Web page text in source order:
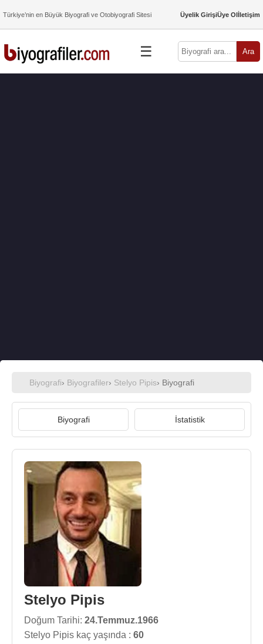
Türkiye’nin en Büyük Biyografi ve Otobiyografi Sitesi Üyelik GirişiÜye Olİletişim
☰ Ara
Biyografi› Biyografiler› Stelyo Pipis› Biyografi
Biyografi İstatistik
Stelyo Pipis
Doğum Tarihi: 24.Temmuz.1966
Stelyo Pipis kaç yaşında : 60